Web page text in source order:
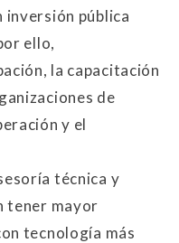
inversión pública
ello,
la capacitación
de
y el
técnica y
tener mayor
tecnología más